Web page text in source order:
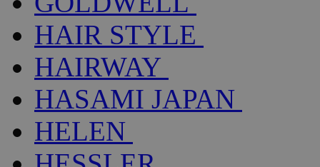
HAIR STYLE
HAIRWAY
HASAMI JAPAN
HELEN